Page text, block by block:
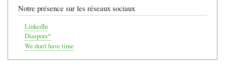
Notre présence sur les réseaux sociaux
LinkedIn
Diaspora*
We don't have time